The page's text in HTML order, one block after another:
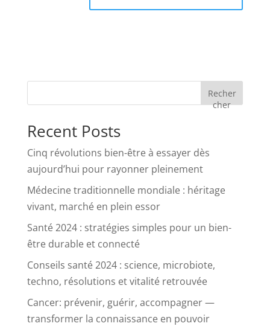
Recher
cher
Recent Posts
Cinq révolutions bien-être à essayer dès
aujourd’hui pour rayonner pleinement
Médecine traditionnelle mondiale : héritage
vivant, marché en plein essor
Santé 2024 : stratégies simples pour un bien-
être durable et connecté
Conseils santé 2024 : science, microbiote,
techno, résolutions et vitalité retrouvée
Cancer: prévenir, guérir, accompagner —
transformer la connaissance en pouvoir